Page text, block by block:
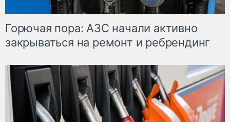
Горючая пора: АЗС начали активно
закрываться на ремонт и ребрендинг